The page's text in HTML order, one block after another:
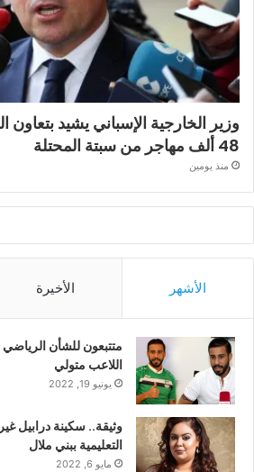
وزير الخارجية الإسباني يشيد بتعاون
48 ألف مهاجر من سبتة المحتلة
منذ يومين
الأشهر الأخيرة
متتبعون للشأن
اللاعب متولي
يونيو 19, 2022
وثيقة.. سكينة درابيل
التعليمية ببني ملال
مايو 6, 2022